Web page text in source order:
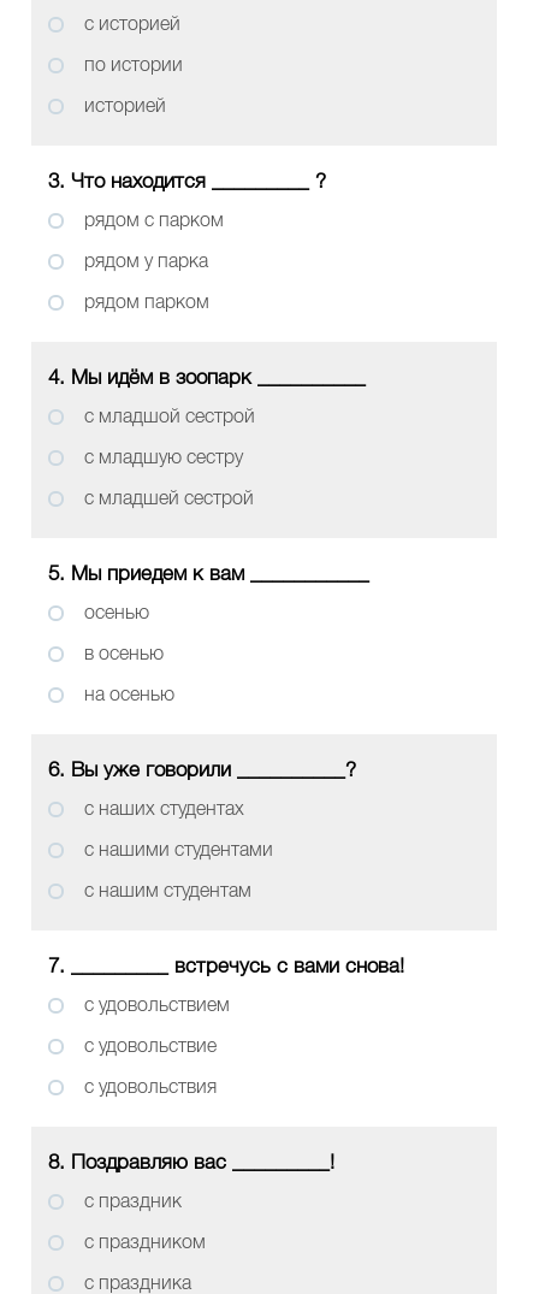
с историей
по истории
историей
3. Что находится _________ ?
рядом с парком
рядом у парка
рядом парком
4. Мы идём в зоопарк __________
с младшой сестрой
с младшую сестру
с младшей сестрой
5. Мы приедем к вам ___________
осенью
в осенью
на осенью
6. Вы уже говорили __________?
с наших студентах
с нашими студентами
с нашим студентам
7. _________ встречусь с вами снова!
с удовольствием
с удовольствие
с удовольствия
8. Поздравляю вас _________!
с праздник
с праздником
с праздника